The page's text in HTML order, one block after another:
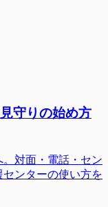
守りの始め方
対面・電話・セン
ンターの使い方を